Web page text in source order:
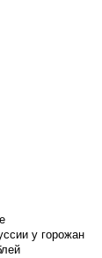
у горожан